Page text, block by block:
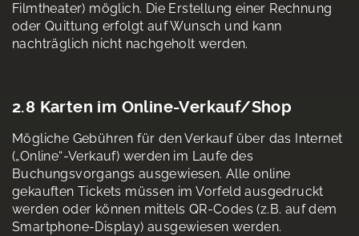
Filmtheater) möglich. Die Erstellung einer Rechnung
oder Quittung erfolgt auf Wunsch und kann
nachträglich nicht nachgeholt werden.
2.8 Karten im Online-Verkauf/Shop
Mögliche Gebühren für den Verkauf über das Internet
(„Online“-Verkauf) werden im Laufe des
Buchungsvorgangs ausgewiesen. Alle online
gekauften Tickets müssen im Vorfeld ausgedruckt
werden oder können mittels QR-Codes (z.B. auf dem
Smartphone-Display) ausgewiesen werden.